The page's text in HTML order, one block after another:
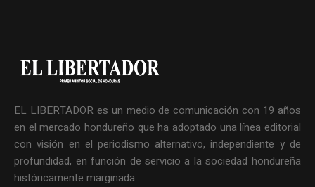
EL LIBERTADOR es un medio de comunicación con 19 años
en el mercado hondureño que ha adoptado una línea editorial
con visión en el periodismo alternativo, independiente y de
profundidad, en función de servicio a la sociedad hondureña
históricamente marginada.